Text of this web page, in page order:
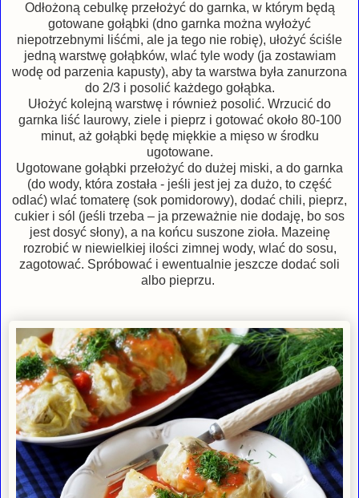
Odłożoną cebulkę przełożyć do garnka, w którym będą
gotowane gołąbki (dno garnka można wyłożyć
niepotrzebnymi liśćmi, ale ja tego nie robię), ułożyć ściśle
jedną warstwę gołąbków, wlać tyle wody (ja zostawiam
wodę od parzenia kapusty), aby ta warstwa była zanurzona
do 2/3 i posolić każdego gołąbka.
Ułożyć kolejną warstwę i również posolić. Wrzucić do
garnka liść laurowy, ziele i pieprz i gotować około 80-100
minut, aż gołąbki będę miękkie a mięso w środku
ugotowane.
Ugotowane gołąbki przełożyć do dużej miski, a do garnka
(do wody, która została - jeśli jest jej za dużo, to część
odlać) wlać tomaterę (sok pomidorowy), dodać chili, pieprz,
cukier i sól (jeśli trzeba – ja przeważnie nie dodaję, bo sos
jest dosyć słony), a na końcu suszone zioła. Mazeinę
rozrobić w niewielkiej ilości zimnej wody, wlać do sosu,
zagotować. Spróbować i ewentualnie jeszcze dodać soli
albo pieprzu.